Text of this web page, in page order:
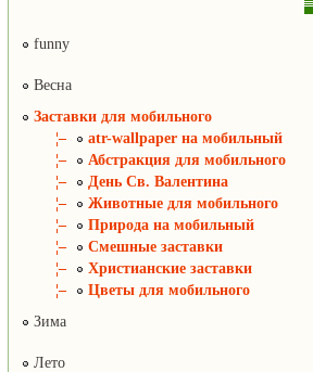
funny
Весна
Заставки для мобильного
¦–
atr-wallpaper на мобильный
¦–
Абстракция для мобильного
¦–
День Св. Валентина
¦–
Животные для мобильного
¦–
Природа на мобильный
¦–
Смешные заставки
¦–
Христианские заставки
¦–
Цветы для мобильного
Зима
Лето